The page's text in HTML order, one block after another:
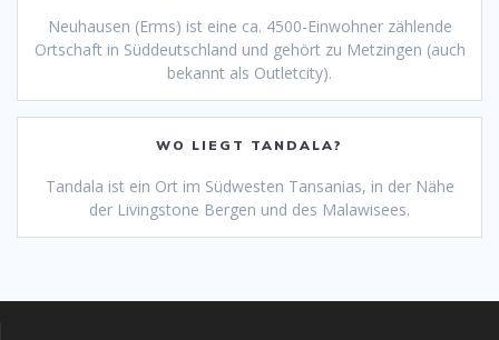
Neuhausen (Erms) ist eine ca. 4500-Einwohner zählende
Ortschaft in Süddeutschland und gehört zu Metzingen (auch
bekannt als Outletcity).
WO LIEGT TANDALA?
Tandala ist ein Ort im Südwesten Tansanias, in der Nähe
der Livingstone Bergen und des Malawisees.